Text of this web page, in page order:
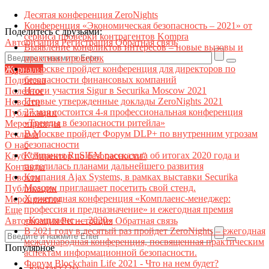
Поделитесь с друзьями:
АвторизацияРегистрацияОбратная связь
Журналы
Подписка
Полезное
Новости
Публикации
Мероприятия
Реклама
О нас
Клуб "Директор по безопасности"
Контакты
Новости
Публикации
Мероприятия
Еще
АвторизацияРегистрация Обратная связь
Популярное
Десятая конференция ZeroNights
Конференция «Экономическая безопасность – 2021» от
сервиса проверки контрагентов Kompra
Выявление конфликтов интересов – новые вызовы и
практики проверок
В Москве пройдет конференция для директоров по
безопасности финансовых компаний
Итоги участия Sigur в Securika Moscow 2021
Первые утвержденные доклады ZeroNights 2021
27 мая состоится 4-я профессиональная конференция
«Тренды в безопасности ритейла»
В Москве пройдет Форум DLP+ по внутренним угрозам
безопасности
Компания RuSIEM рассказала об итогах 2020 года и
поделилась планами дальнейшего развития
Компания Ajax Systems, в рамках выставки Securika
Moscow приглашает посетить свой стенд.
X ежегодная конференция «Комплаенс-менеджер:
профессия и предназначение» и ежегодная премия
«Комплаенс — 2020»
В 2021 году в десятый раз пройдет ZeroNights – ежегодная
международная конференция, посвященная практическим
аспектам информационной безопасности.
Форум Blockchain Life 2021 - Что на нем будет?